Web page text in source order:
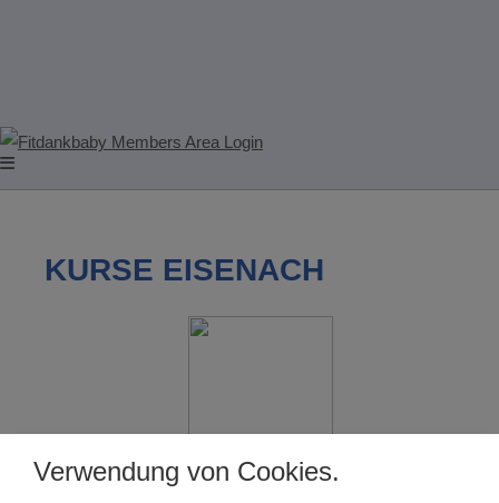
KURSE EISENACH
Verwendung von Cookies.